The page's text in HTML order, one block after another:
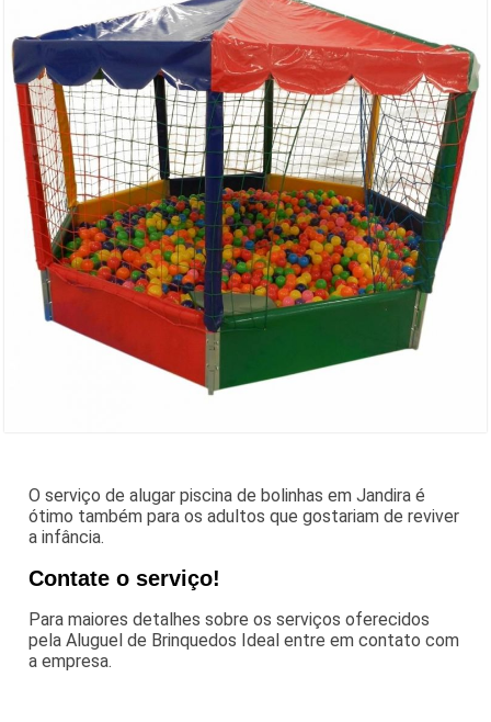
O serviço de alugar piscina de bolinhas em Jandira é
ótimo também para os adultos que gostariam de reviver
a infância.
Contate o serviço!
Para maiores detalhes sobre os serviços oferecidos
pela Aluguel de Brinquedos Ideal entre em contato com
a empresa.